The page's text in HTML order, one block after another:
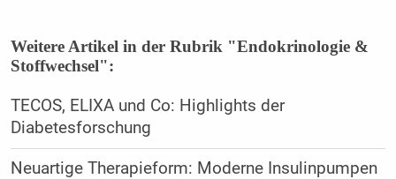
Weitere Artikel in der Rubrik "Endokrinologie &
Stoffwechsel":
TECOS, ELIXA und Co: Highlights der
Diabetesforschung
Neuartige Therapieform: Moderne Insulinpumpen